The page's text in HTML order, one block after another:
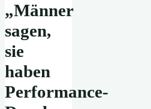
„Männer
sagen,
sie
haben
Performance-